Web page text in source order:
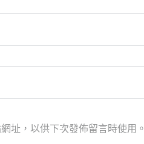
址，以供下次發佈留言時使用。